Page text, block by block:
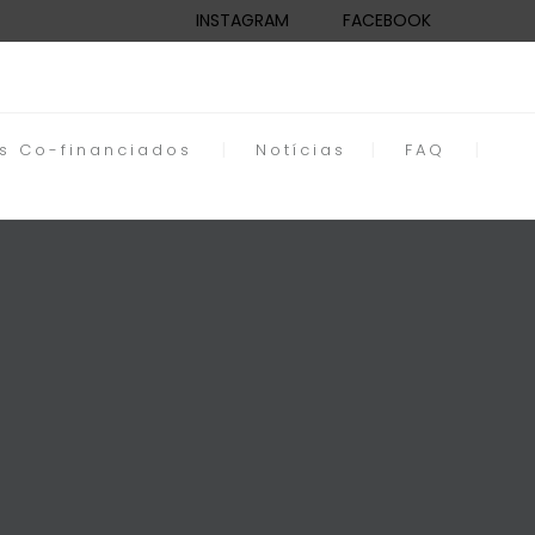
FACEBOOK
INSTAGRAM
Co-financiados Notícias
FAQ